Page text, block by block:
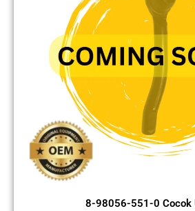
8-98056-551-0 Cocok